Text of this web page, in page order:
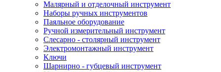
Малярный и отделочный инструмент
Наборы ручных инструментов
Паяльное оборудование
Ручной измерительный инструмент
Слесарно - столярный инструмент
Электромонтажный инструмент
Ключи
Шарнирно - губцевый инструмент